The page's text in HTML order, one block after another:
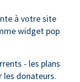
à votre site
widget pop
- les plans
les donateurs.